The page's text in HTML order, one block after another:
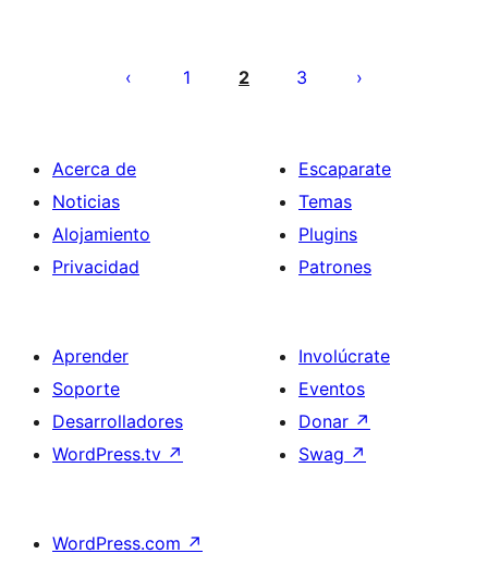
1 2 3
Acerca de
Noticias
Alojamiento
Privacidad
Escaparate
Temas
Plugins
Patrones
Aprender
Soporte
Desarrolladores
WordPress.tv ↗
Involúcrate
Eventos
Donar ↗
Swag ↗
WordPress.com ↗